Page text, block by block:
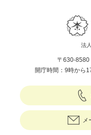
法
〒630-8580
開庁時間：9時から
メ